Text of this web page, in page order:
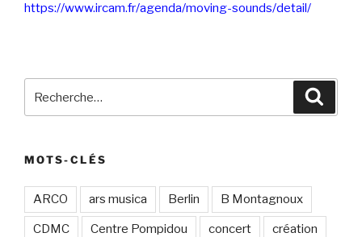
https://www.ircam.fr/agenda/moving-sounds/detail/
pour
MOTS-CLÉS
ARCO ars musica Berlin B Montagnoux
CDMC Centre Pompidou concert création